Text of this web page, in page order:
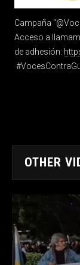
Campaña
Acceso a
de adhesión:
OTHER